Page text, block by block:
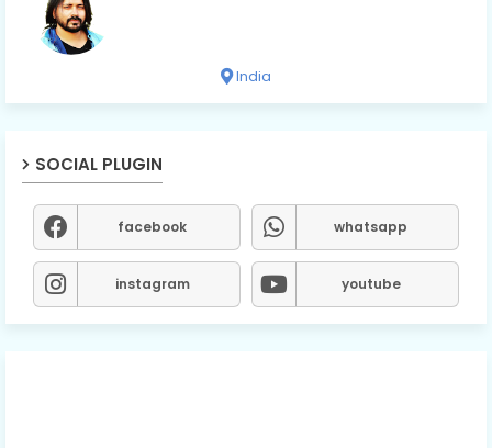
India
SOCIAL PLUGIN
facebook whatsapp
instagram youtube